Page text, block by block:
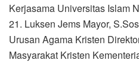
Kerjasama Universitas Islam
21. Luksen Jems Mayor,
Urusan Agama Kristen
Masyarakat Kristen